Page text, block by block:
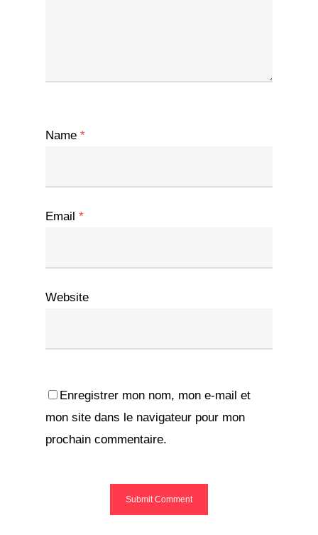
Name *
Email *
Website
Enregistrer mon nom, mon e-mail et
mon site dans le navigateur pour mon
prochain commentaire.